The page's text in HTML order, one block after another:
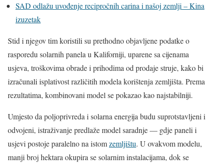
SAD odlažu uvođenje recipročnih carina i našoj zemlji – Kina
izuzetak
Stid i njegov tim koristili su prethodno objavljene podatke o
rasporedu solarnih panela u Kaliforniji, uparene sa cijenama
usjeva, troškovima obrade i prihodima od prodaje struje, kako bi
izračunali isplativost različitih modela korištenja zemljišta. Prema
rezultatima, kombinovani model se pokazao kao najstabilniji.
Umjesto da poljoprivreda i solarna energija budu suprotstavljeni i
odvojeni, istraživanje predlaže model saradnje — gdje paneli i
usjevi postoje paralelno na istomzemljištu. U ovakvom modelu,
manji broj hektara okupira se solarnim instalacijama, dok se